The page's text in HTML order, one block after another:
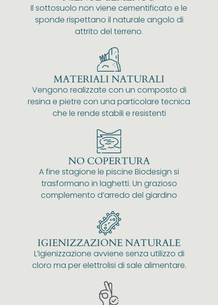
Il sottosuolo non viene cementificato e le
sponde rispettano il naturale angolo di
attrito del terreno.
MATERIALI NATURALI
Vengono realizzate con un composto di
resina e pietre con una particolare tecnica
che le rende stabili e resistenti
NO COPERTURA
A fine stagione le piscine Biodesign si
trasformano in laghetti. Un grazioso
complemento d’arredo del giardino
IGIENIZZAZIONE NATURALE
L’igienizzazione avviene senza utilizzo di
cloro ma per elettrolisi di sale alimentare.